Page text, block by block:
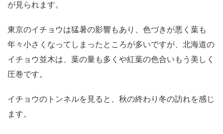
が見られます。
東京のイチョウは猛暑の影響もあり、色づきが悪く葉も
年々小さくなってしまったところが多いですが、北海道の
イチョウ並木は、葉の量も多くや紅葉の色合いもう美しく
圧巻です。
イチョウのトンネルを見ると、秋の終わり冬の訪れを感じ
ます。